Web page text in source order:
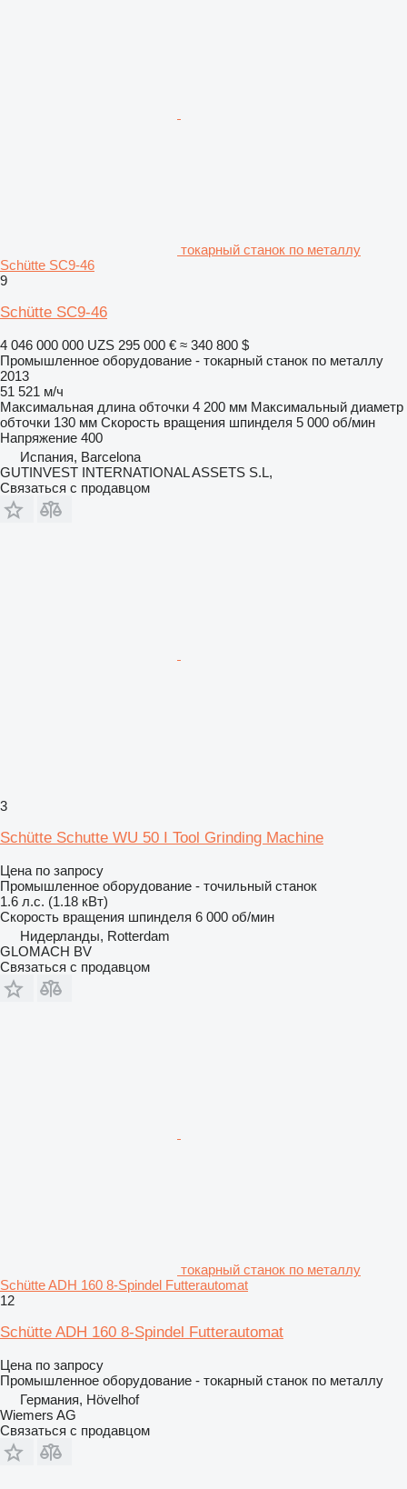
токарный станок по металлу
Schütte SC9-46
9
Schütte SC9-46
4 046 000 000 UZS 295 000 € ≈ 340 800 $
Промышленное оборудование - токарный станок по металлу
2013
51 521 м/ч
Максимальная длина обточки 4 200 мм Максимальный диаметр
обточки 130 мм Скорость вращения шпинделя 5 000 об/мин
Напряжение 400
Испания, Barcelona
GUTINVEST INTERNATIONAL ASSETS S.L,
Связаться с продавцом
3
Schütte Schutte WU 50 I Tool Grinding Machine
Цена по запросу
Промышленное оборудование - точильный станок
1.6 л.с. (1.18 кВт)
Скорость вращения шпинделя 6 000 об/мин
Нидерланды, Rotterdam
GLOMACH BV
Связаться с продавцом
токарный станок по металлу
Schütte ADH 160 8-Spindel Futterautomat
12
Schütte ADH 160 8-Spindel Futterautomat
Цена по запросу
Промышленное оборудование - токарный станок по металлу
Германия, Hövelhof
Wiemers AG
Связаться с продавцом